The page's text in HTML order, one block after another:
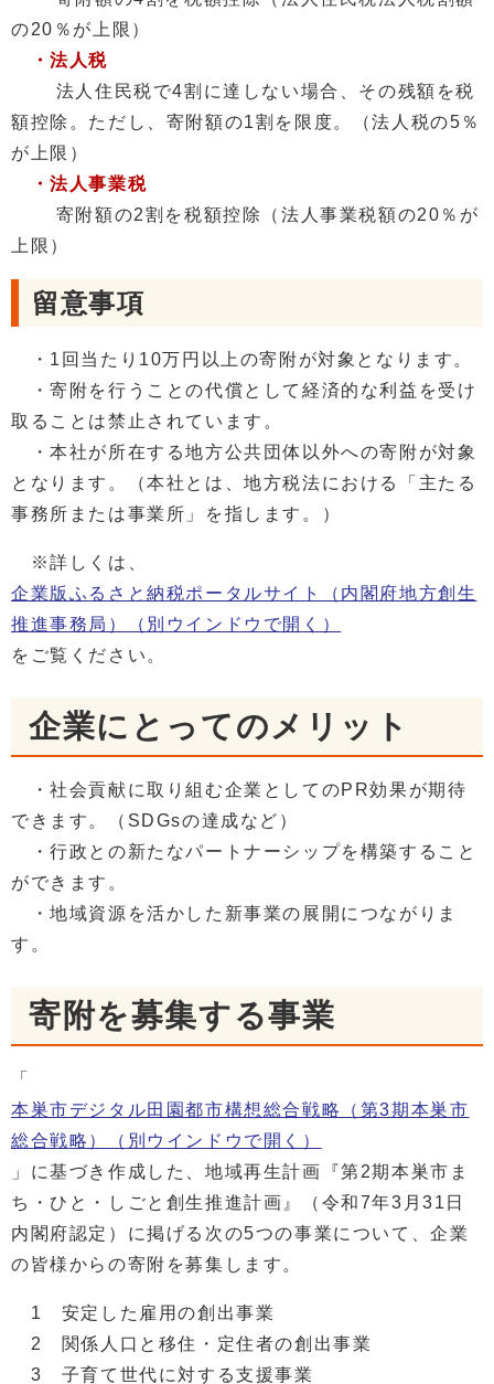
の20％が上限）
・法人税
法人住民税で4割に達しない場合、その残額を税
額控除。ただし、寄附額の1割を限度。（法人税の5％
が上限）
・法人事業税
寄附額の2割を税額控除（法人事業税額の20％が
上限）
留意事項
・1回当たり10万円以上の寄附が対象となります。
・寄附を行うことの代償として経済的な利益を受け
取ることは禁止されています。
・本社が所在する地方公共団体以外への寄附が対象
となります。（本社とは、地方税法における「主たる
事務所または事業所」を指します。）
※詳しくは、
企業版ふるさと納税ポータルサイト（内閣府地方創生
推進事務局）
（別ウインドウで開く）
をご覧ください。
企業にとってのメリット
・社会貢献に取り組む企業としてのPR効果が期待
できます。（SDGsの達成など）
・行政との新たなパートナーシップを構築すること
ができます。
・地域資源を活かした新事業の展開につながりま
す。
寄附を募集する事業
「
本巣市デジタル田園都市構想総合戦略（第3期本巣市
総合戦略）
（別ウインドウで開く）
」に基づき作成した、地域再生計画『第2期本巣市ま
ち・ひと・しごと創生推進計画』（令和7年3月31日
内閣府認定）に掲げる次の5つの事業について、企業
の皆様からの寄附を募集します。
1 安定した雇用の創出事業
2 関係人口と移住・定住者の創出事業
3 子育て世代に対する支援事業